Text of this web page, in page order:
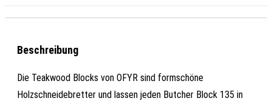
Beschreibung
Die Teakwood Blocks von OFYR sind formschöne
Holzschneidebretter und lassen jeden Butcher Block 135 in